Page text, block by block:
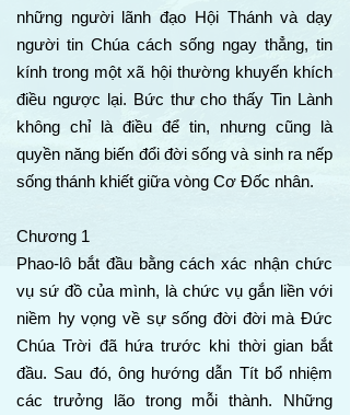
những người lãnh đạo Hội Thánh và dạy
người tin Chúa cách sống ngay thẳng, tin
kính trong một xã hội thường khuyến khích
điều ngược lại. Bức thư cho thấy Tin Lành
không chỉ là điều để tin, nhưng cũng là
quyền năng biến đổi đời sống và sinh ra nếp
sống thánh khiết giữa vòng Cơ Đốc nhân.
Chương 1
Phao-lô bắt đầu bằng cách xác nhận chức
vụ sứ đồ của mình, là chức vụ gắn liền với
niềm hy vọng về sự sống đời đời mà Đức
Chúa Trời đã hứa trước khi thời gian bắt
đầu. Sau đó, ông hướng dẫn Tít bổ nhiệm
các trưởng lão trong mỗi thành. Những